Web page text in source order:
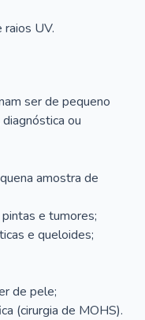
UV.
ser de pequeno
ou
amostra de
e tumores;
e queloides;
de pele;
(cirurgia de MOHS).